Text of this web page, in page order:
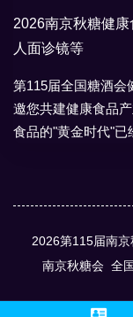
2026南京秋糖健
人面诊镜等
第115届全国糖酒
邀您共建健康食品
食品的"黄金时代"已
2026第115届南
南京秋糖会 全